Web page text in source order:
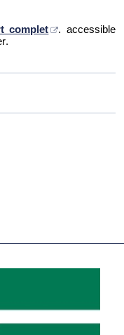
complet
. accessible